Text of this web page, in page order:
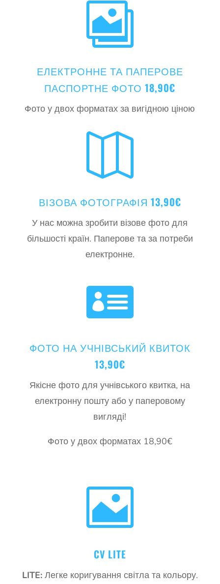

ЕЛЕКТРОННЕ ТА ПАПЕРОВЕ
ПАСПОРТНЕ ФОТО 18,90€
Фото у двох форматах за вигідною ціною

ВІЗОВА ФОТОГРАФІЯ 13,90€
У нас можна зробити візове фото для
більшості країн. Паперове та за потреби
електронне.

ФОТО НА УЧНІВСЬКИЙ КВИТОК
13,90€
Якісне фото для учнівського квитка, на
електронну пошту або у паперовому
вигляді!
Фото у двох форматах 18,90€

CV LITE
LITE:Легке коригування світла та кольору.